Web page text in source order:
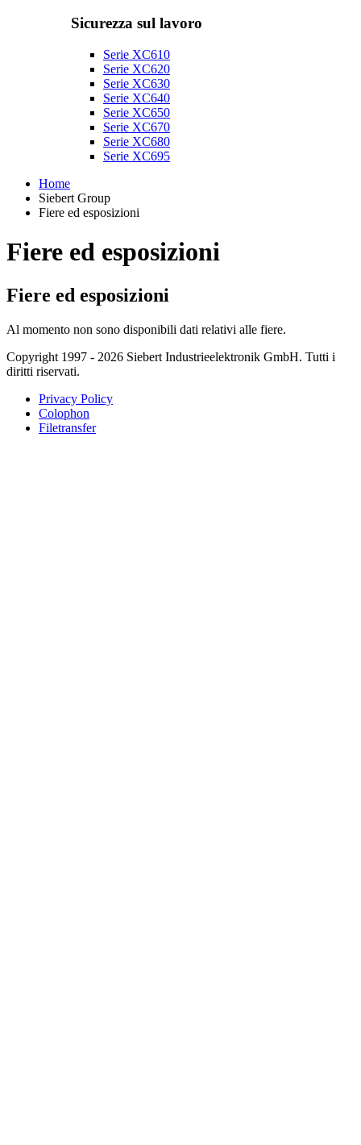
Sicurezza sul lavoro
Serie XC610
Serie XC620
Serie XC630
Serie XC640
Serie XC650
Serie XC670
Serie XC680
Serie XC695
Home
Siebert Group
Fiere ed esposizioni
Fiere ed esposizioni
Fiere ed esposizioni
Al momento non sono disponibili dati relativi alle fiere.
Copyright 1997 - 2026 Siebert Industrieelektronik GmbH. Tutti i
diritti riservati.
Privacy Policy
Colophon
Filetransfer